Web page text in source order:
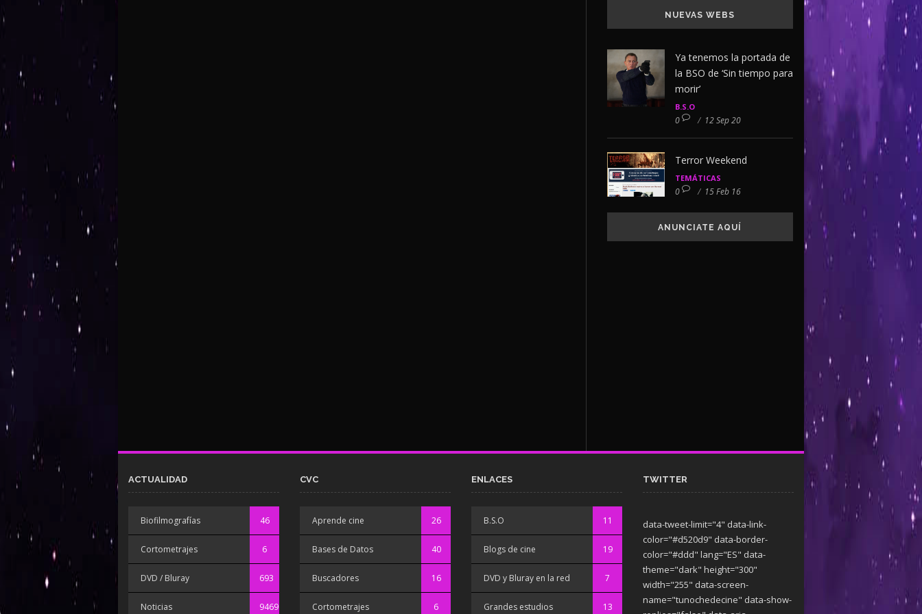
NUEVAS WEBS
Ya tenemos la portada de
la BSO de ‘Sin tiempo para
morir’
B.S.O
0 / 12 Sep 20
Terror Weekend
TEMÁTICAS
0 / 15 Feb 16
ANUNCIATE AQUÍ
ACTUALIDAD
Biofilmografías 46
Cortometrajes 6
DVD / Bluray 693
Noticias 9469
CVC
Aprende cine 26
Bases de Datos 40
Buscadores 16
Cortometrajes 6
ENLACES
B.S.O 11
Blogs de cine 19
DVD y Bluray en la red 7
Grandes estudios 13
TWITTER
data-tweet-limit="4" data-link-
color="#d520d9" data-border-
color="#ddd" lang="ES" data-
theme="dark" height="300"
width="255" data-screen-
name="tunochedecine" data-show-